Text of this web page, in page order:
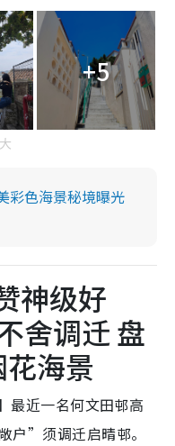
+5
色海景秘境曝光
神级好
舍调迁 盘
海景
最近一名何文田邨高
户”须调迁启晴邨。